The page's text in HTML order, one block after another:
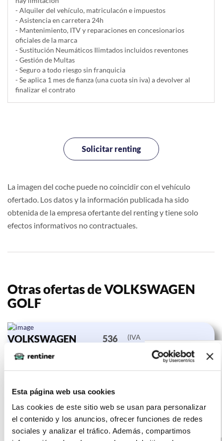
Esta página web usa cookies
Las cookies de este sitio web se usan para personalizar
el contenido y los anuncios, ofrecer funciones de redes
sociales y analizar el tráfico. Además, compartimos
- Alquiler del vehí­culo, matriculacón e impuestos
- Asistencia en carretera 24h
- Mantenimiento, ITV y reparaciones en concesionarios
oficiales de la marca
- Sustitución Neumáticos Ilimtados incluidos reventones
- Gestión de Multas
- Seguro a todo riesgo sin franquicia
- Se aplica 1 mes de fianza (una cuota sin iva) a devolver al
finalizar el contrato
Solicitar renting
La imagen del coche puede no coincidir con el vehículo
ofertado. Los datos y la información publicada ha sido
obtenida de la empresa ofertante del renting y tiene solo
efectos informativos no contractuales.
Otras ofertas de VOLKSWAGEN
GOLF
VOLKSWAGEN
GOLF Life 1.0 eTSI
536
(IVA
Gasolina